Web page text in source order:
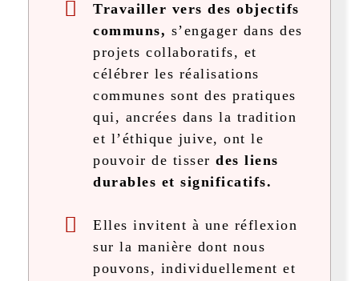
Travailler vers des objectifs
communs, s’engager dans des
projets collaboratifs, et
célébrer les réalisations
communes sont des pratiques
qui, ancrées dans la tradition
et l’éthique juive, ont le
pouvoir de tisser des liens
durables et significatifs.
Elles invitent à une réflexion
sur la manière dont nous
pouvons, individuellement et